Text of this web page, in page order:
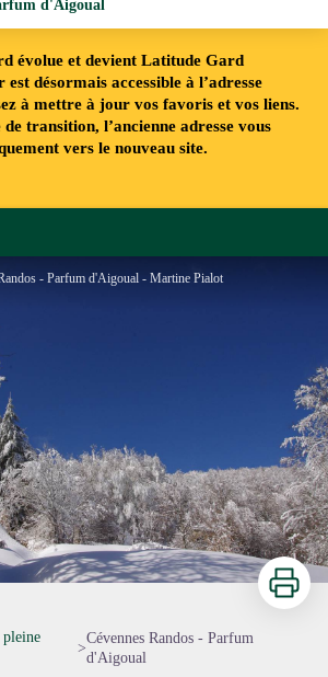
évolue et devient Latitude Gard
désormais accessible à l’adresse
à mettre à jour vos favoris et vos liens.
transition, l’ancienne adresse vous
vers le nouveau site.
d'Aigoual
- Parfum d'Aigoual - Martine Pialot
Imprimer
pleine
>
Cévennes Randos - Parfum
d'Aigoual